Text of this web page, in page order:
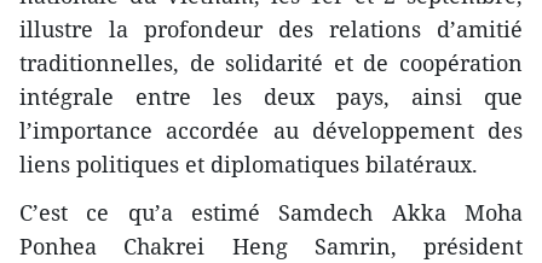
illustre la profondeur des relations d’amitié
traditionnelles, de solidarité et de coopération
intégrale entre les deux pays, ainsi que
l’importance accordée au développement des
liens politiques et diplomatiques bilatéraux.
C’est ce qu’a estimé Samdech Akka Moha
Ponhea Chakrei Heng Samrin, président